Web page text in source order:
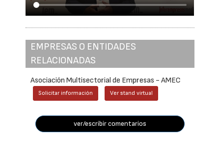
EMPRESAS O ENTIDADES
RELACIONADAS
Asociación Multisectorial de Empresas - AMEC
Solicitar información Ver stand virtual
ver/escribir comentarios